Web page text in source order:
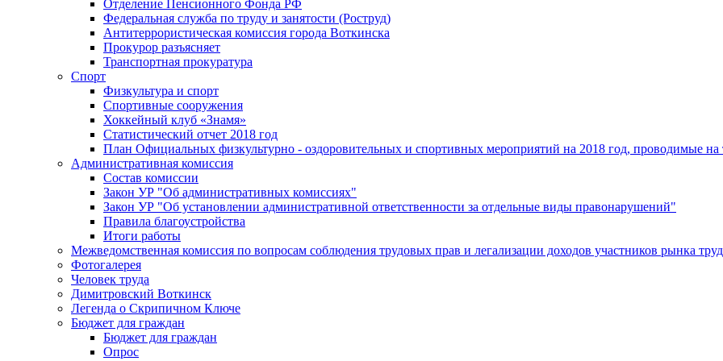
Отделение Пенсионного Фонда РФ
Федеральная служба по труду и занятости (Роструд)
Антитеррористическая комиссия города Воткинска
Прокурор разъясняет
Транспортная прокуратура
Спорт
Физкультура и спорт
Спортивные сооружения
Хоккейный клуб «Знамя»
Статистический отчет 2018 год
План Официальных физкультурно - оздоровительных и спортивных мероприятий на 2018 год, проводимые
Административная комиссия
Состав комиссии
Закон УР "Об административных комиссиях"
Закон УР "Об установлении административной ответственности за отдельные виды правонарушений"
Правила благоустройства
Итоги работы
Межведомственная комиссия по вопросам соблюдения трудовых прав и легализации доходов участников рынка
Фотогалерея
Человек труда
Димитровский Воткинск
Легенда о Скрипичном Ключе
Бюджет для граждан
Бюджет для граждан
Опрос